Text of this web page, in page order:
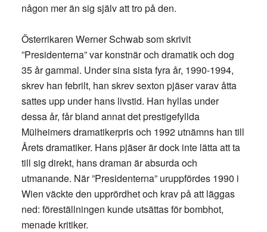
någon mer än sig själv att tro på den.
Österrikaren Werner Schwab som skrivit
”Presidenterna” var konstnär och dramatik och dog
35 år gammal. Under sina sista fyra år, 1990-1994,
skrev han febrilt, han skrev sexton pjäser varav åtta
sattes upp under hans livstid. Han hyllas under
dessa år, får bland annat det prestigefyllda
Mülheimers dramatikerpris och 1992 utnämns han till
Årets dramatiker. Hans pjäser är dock inte lätta att ta
till sig direkt, hans draman är absurda och
utmanande. När ”Presidenterna” uruppfördes 1990 i
Wien väckte den upprördhet och krav på att läggas
ned: föreställningen kunde utsättas för bombhot,
menade kritiker.